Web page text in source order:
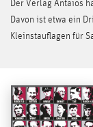
Der Verlag Antaios
Davon ist etwa ein
Kleinstauflagen für